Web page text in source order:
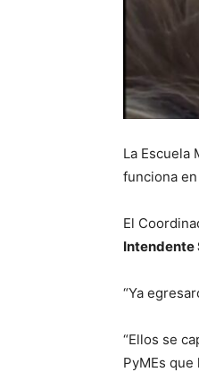
La Escuela
funciona
El
Intendente
“Ya
“Ellos se
PyMEs